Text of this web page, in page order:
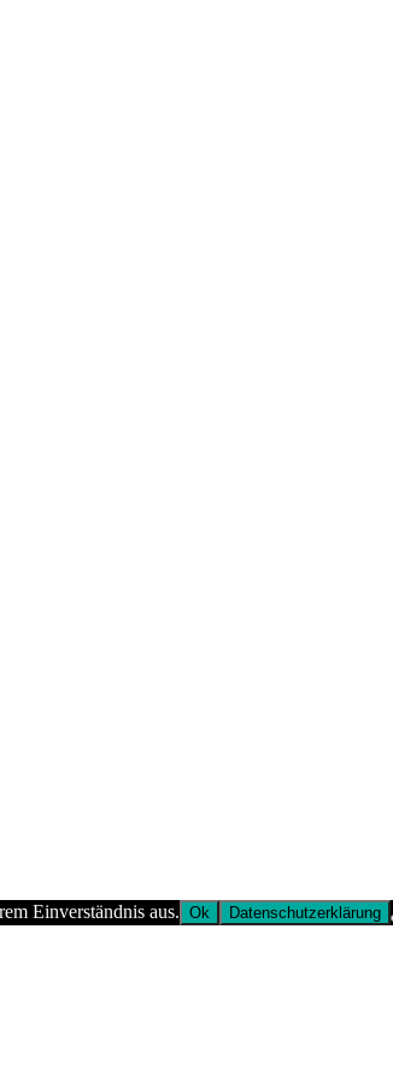
Einverständnis aus. Ok Datenschutzerklärung